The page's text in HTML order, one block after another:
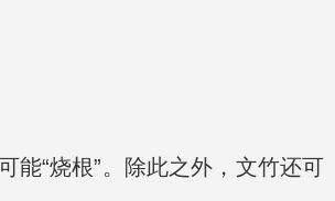
能“烧根”。除此之外，文竹还可